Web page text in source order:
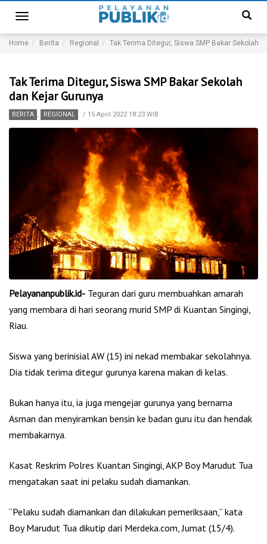
Toggle
navigation
Home Berita Regional Tak Terima Ditegur, Siswa SMP Bakar Sekolah
Tak Terima Ditegur, Siswa SMP Bakar Sekolah
dan Kejar Gurunya
BERITA , REGIONAL / 15 April 2022 18:23 WIB
Pelayananpublik.id- Teguran dari guru membuahkan amarah
yang membara di hari seorang murid SMP di Kuantan Singingi,
Riau.
Siswa yang berinisial AW (15) ini nekad membakar sekolahnya.
Dia tidak terima ditegur gurunya karena makan di kelas.
Bukan hanya itu, ia juga mengejar gurunya yang bernama
Asman dan menyiramkan bensin ke badan guru itu dan hendak
membakarnya.
Kasat Reskrim Polres Kuantan Singingi, AKP Boy Marudut Tua
mengatakan saat ini pelaku sudah diamankan.
“Pelaku sudah diamankan dan dilakukan pemeriksaan,” kata
Boy Marudut Tua dikutip dari Merdeka.com, Jumat (15/4).